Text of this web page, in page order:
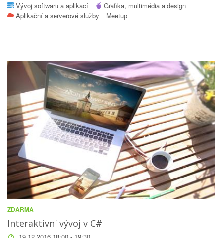
Vývoj softwaru a aplikací
Grafika, multimédia a design
Aplikační a serverové služby
Meetup
ZDARMA
Interaktivní vývoj v C#